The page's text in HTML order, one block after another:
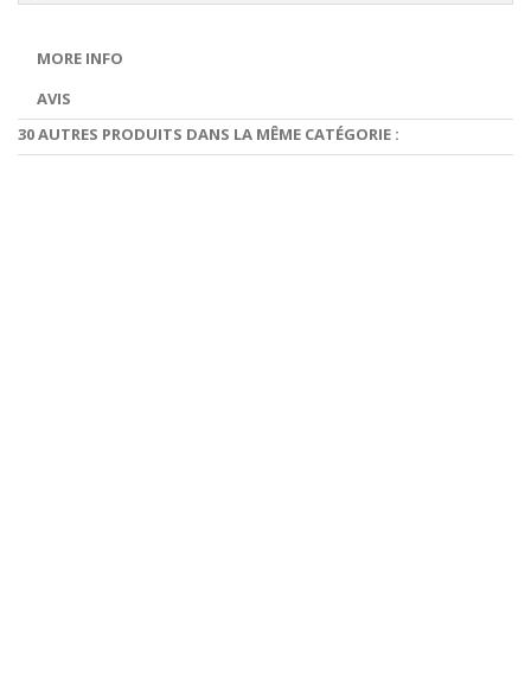
MORE INFO
AVIS
30 AUTRES PRODUITS DANS LA MÊME CATÉGORIE :